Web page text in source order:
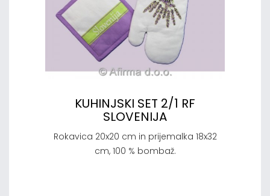
KUHINJSKI SET 2/1 RF
SLOVENIJA
Rokavica 20x20 cm in prijemalka 18x32
cm, 100 % bombaž.